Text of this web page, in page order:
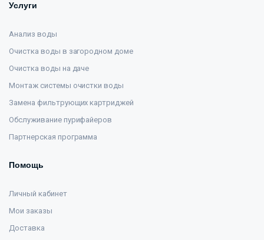
Услуги
Анализ воды
Очистка воды в загородном доме
Очистка воды на даче
Монтаж системы очистки воды
Замена фильтрующих картриджей
Обслуживание пурифайеров
Партнерская программа
Помощь
Личный кабинет
Мои заказы
Доставка